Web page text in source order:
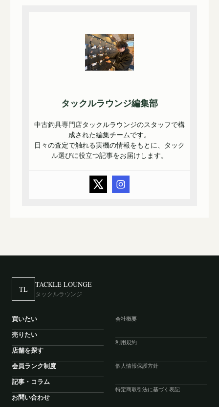
タックルラウンジ編集部
中古釣具専門店タックルラウンジのスタッフで構
成された編集チームです。
日々の査定で触れる実機の情報をもとに、タック
ル選びに役立つ記事をお届けします。
TL
TACKLE LOUNGE
タックルラウンジ
買いたい
売りたい
店舗を探す
会員ランク制度
記事・コラム
お問い合わせ
会社概要
利用規約
個人情報保護方針
特定商取引法に基づく表記